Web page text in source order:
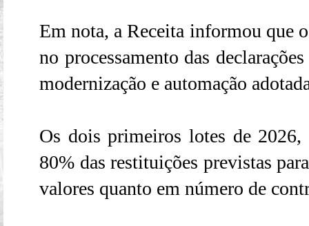
Em nota, a Receita informou que
no processamento das
modernização e automação
Os dois primeiros lotes de
80% das restituições previstas
valores quanto em número de